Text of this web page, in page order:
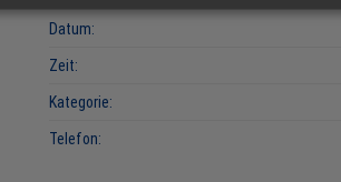
Datum:
Zeit:
Kategorie:
Telefon: